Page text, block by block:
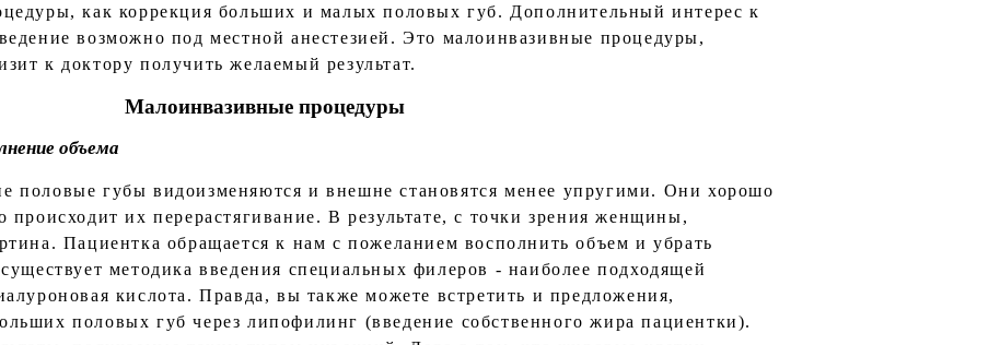
как коррекция больших и малых половых губ. Дополнительный интерес к
возможно под местной анестезией. Это малоинвазивные процедуры,
к доктору получить желаемый результат.
Малоинвазивные процедуры
объема
половые губы видоизменяются и внешне становятся менее упругими. Они хорошо
происходит их перерастягивание. В результате, с точки зрения женщины,
Пациентка обращается к нам с пожеланием восполнить объем и убрать
методика введения специальных филеров - наиболее подходящей
кислота. Правда, вы также можете встретить и предложения,
половых губ через липофилинг (введение собственного жира пациентки).